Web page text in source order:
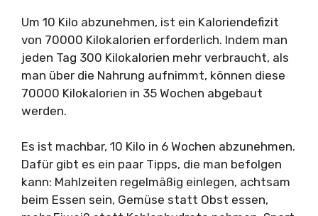
Um 10 Kilo abzunehmen, ist ein Kaloriendefizit
von 70000 Kilokalorien erforderlich. Indem man
jeden Tag 300 Kilokalorien mehr verbraucht, als
man über die Nahrung aufnimmt, können diese
70000 Kilokalorien in 35 Wochen abgebaut
werden.
Es ist machbar, 10 Kilo in 6 Wochen abzunehmen.
Dafür gibt es ein paar Tipps, die man befolgen
kann: Mahlzeiten regelmäßig einlegen, achtsam
beim Essen sein, Gemüse statt Obst essen,